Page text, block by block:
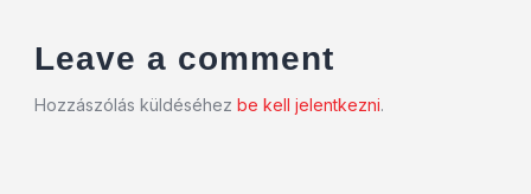
Leave a comment
Hozzászólás küldéséhez be kell jelentkezni.